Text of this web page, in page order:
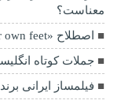
معناست؟
اصطلاح «standing on your own feet»
جملات کوتاه
فیلمساز ایرانی